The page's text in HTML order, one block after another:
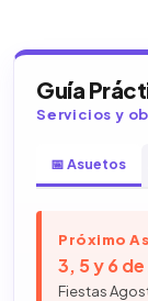
Guía
Servicios y
📅 Asuetos
Próximo
3, 5 y 6
Fiestas